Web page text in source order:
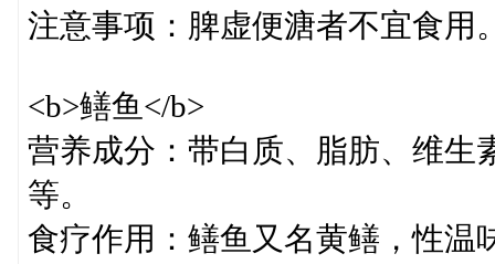
注意事项：脾虚便溏者不宜食用
<b>鳝鱼</b>
营养成分：带白质、脂肪、维生
等。
食疗作用：鳝鱼又名黄鳝，性温